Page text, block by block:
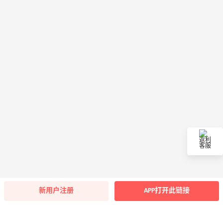
返利
客服
新用户注册 APP打开此链接